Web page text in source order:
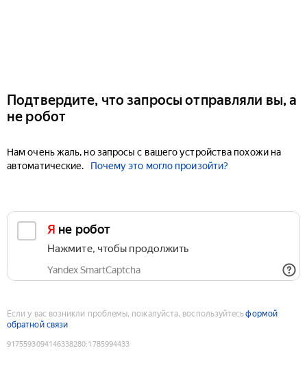
Подтвердите, что запросы отправляли вы, а
не робот
Нам очень жаль, но запросы с вашего устройства похожи на
автоматические.
Почему это могло произойти?
Я не робот
Нажмите, чтобы продолжить
Yandex SmartCaptcha
Если у вас возникли проблемы, пожалуйста, воспользуйтесьформой
обратной связи
9175593094146338280:1785994433